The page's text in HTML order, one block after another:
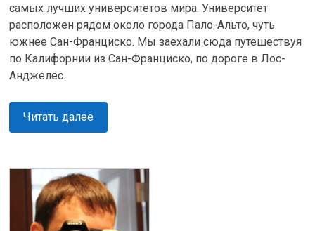
самых лучших университетов мира. Университет
расположен рядом около города Пало-Альто, чуть
южнее Сан-Франциско. Мы заехали сюда путешествуя
по Калифорнии из Сан-Франциско, по дороге в Лос-
Анджелес.
Читать далее